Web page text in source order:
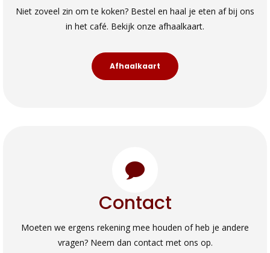
Niet zoveel zin om te koken? Bestel en haal je eten af bij ons
in het café. Bekijk onze afhaalkaart.
Afhaalkaart
Contact
Moeten we ergens rekening mee houden of heb je andere
vragen? Neem dan contact met ons op.